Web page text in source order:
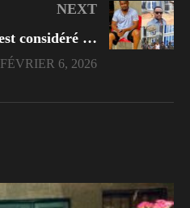
NEXT
Pourquoi Zubby Michel est considéré comme l’acteur le plus riche ?
FÉVRIER 6, 2026